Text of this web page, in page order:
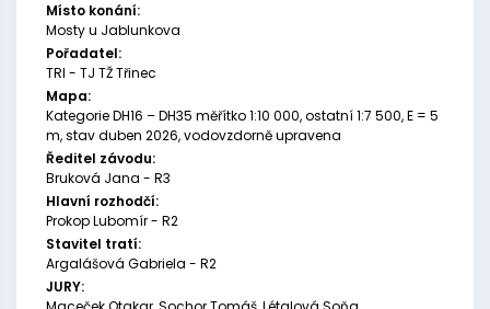
Místo konání:
Mosty u Jablunkova
Pořadatel:
TRI - TJ TŽ Třinec
Mapa:
Kategorie DH16 – DH35 měřítko 1:10 000, ostatní 1:7 500, E = 5
m, stav duben 2026, vodovzdorně upravena
Ředitel závodu:
Bruková Jana - R3
Hlavní rozhodčí:
Prokop Lubomír - R2
Stavitel tratí:
Argalášová Gabriela - R2
JURY: